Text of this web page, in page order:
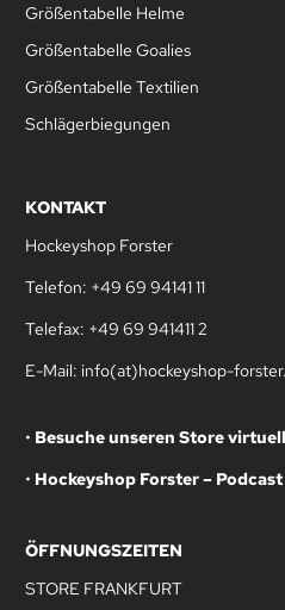
Größentabelle Helme
Größentabelle Goalies
Größentabelle Textilien
Schlägerbiegungen
KONTAKT
Hockeyshop Forster
Telefon: +49 69 94141 11
Telefax: +49 69 941411 2
E-Mail: info(at)hockeyshop-
• Besuche unseren Store virtuell
• Hockeyshop Forster – Podcast
ÖFFNUNGSZEITEN
STORE FRANKFURT